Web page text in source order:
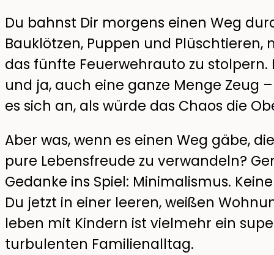
Du bahnst Dir morgens einen Weg
Bauklötzen, Puppen und
das fünfte Feuerwehrauto zu
und ja, auch eine ganze Menge Zeug
es sich an, als würde das Chaos die
Aber was, wenn es einen Weg gäbe,
pure Lebensfreude zu verwandeln?
Gedanke ins Spiel: Minimalismus.
Du jetzt in einer leeren, weißen
leben mit Kindern ist vielmehr ein
turbulenten Familienalltag.